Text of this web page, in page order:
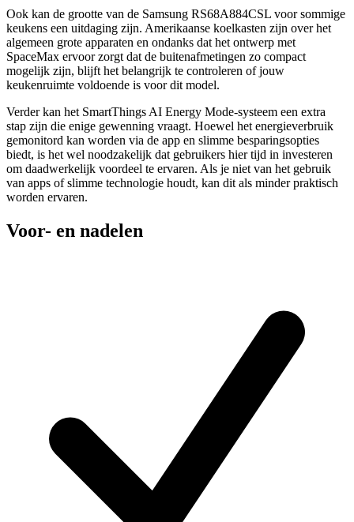
Ook kan de grootte van de Samsung RS68A884CSL voor sommige
keukens een uitdaging zijn. Amerikaanse koelkasten zijn over het
algemeen grote apparaten en ondanks dat het ontwerp met
SpaceMax ervoor zorgt dat de buitenafmetingen zo compact
mogelijk zijn, blijft het belangrijk te controleren of jouw
keukenruimte voldoende is voor dit model.
Verder kan het SmartThings AI Energy Mode-systeem een extra
stap zijn die enige gewenning vraagt. Hoewel het energieverbruik
gemonitord kan worden via de app en slimme besparingsopties
biedt, is het wel noodzakelijk dat gebruikers hier tijd in investeren
om daadwerkelijk voordeel te ervaren. Als je niet van het gebruik
van apps of slimme technologie houdt, kan dit als minder praktisch
worden ervaren.
Voor- en nadelen